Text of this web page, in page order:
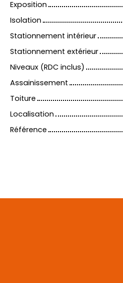
Exposition
Isolation
Stationnement intérieur
Stationnement extérieur
Niveaux (RDC inclus)
Assainissement
Toiture
Localisation
Référence